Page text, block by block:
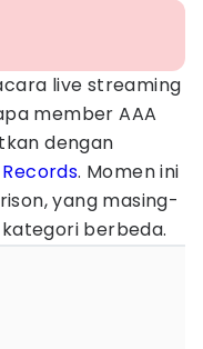
live streaming
member AAA
dengan
. Momen ini
yang masing-
berbeda.